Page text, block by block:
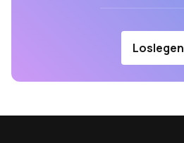
Loslegen